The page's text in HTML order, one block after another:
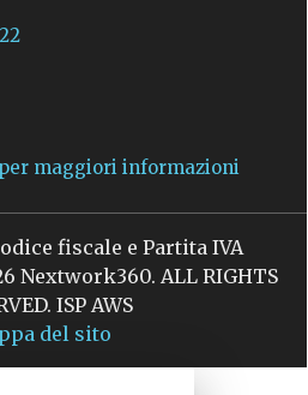
maggiori informazioni
fiscale e Partita IVA
Nextwork360. ALL RIGHTS
ISP AWS
del sito